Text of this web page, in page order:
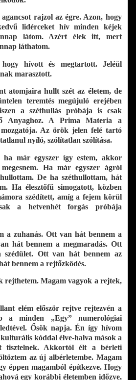
rajzol az égre. Azon, hogy
lidérceket hív minden kéjek
látom. Azért élek itt, mert
láthatom.
hívott és megtartott. Jeléül
marasztott.
atomjaira hullt szét az életem, de
teremtés megújuló erejében
a széthullás próbája is csak
Anyaghoz. A Prima Materia a
mozgatója. Az örök jelen felé tartó
nyíló, szólítatlan szólítása.
ha már egyszer így estem, akkor
Ha már egyszer ágról
De ha széthullottam, hát
Ha élesztőfű simogatott, közben
szédített, amíg a fejem körül
a hetvenhét forgás próbája
a zuhanás. Ott van hát bennem a
hát bennem a megmaradás. Ott
szédület. Ott van hát bennem az
bennem a rejtőzködés.
rejthetem. Magam vagyok a rejtek,
elém először rejtve rejtezvén a
a minden „Egy” numerológiai
Ősök napja. Én így hívom
kóddal élve-halva mások a
tisztelnek. Akkortól élt a bérleti
az új albérletembe. Magam
éppen magamból építkezve. Hogy
egy korábbi életemben időzve,